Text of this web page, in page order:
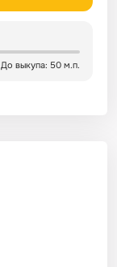
До выкупа: 50 м.п.